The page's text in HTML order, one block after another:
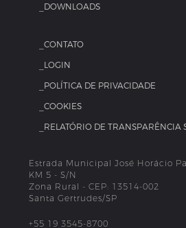
_DOWNLOADS
_CONTATO
_LOGIN
_POLÍTICA DE PRIVACIDADE
_COOKIES
_RELATÓRIO DE TRANSPARÊNCIA
Estrada Municipal José Horácio
KM 5 - S/N
Zona Rural - CEP: 13514-002
Santa Gertrudes/SP
+55 19 3545-8700